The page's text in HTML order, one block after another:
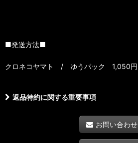
■発送方法■
クロネコヤマト / ゆうパック 1,050円
返品特約に関する重要事項
お問い合わせ